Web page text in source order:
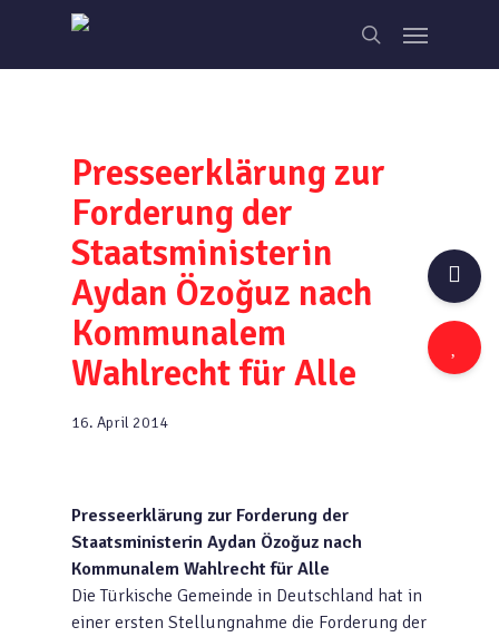
main
search
Menu
Presseerklärung zur
Forderung der
Staatsministerin
Aydan Özoğuz nach
Kommunalem
Wahlrecht für Alle
16. April 2014
Presseerklärung zur Forderung der
Staatsministerin Aydan Özoğuz nach
Kommunalem Wahlrecht für Alle
Die Türkische Gemeinde in Deutschland hat in
einer ersten Stellungnahme die Forderung der